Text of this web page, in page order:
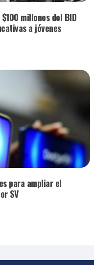
millones del BID
a jóvenes
para ampliar el
SV